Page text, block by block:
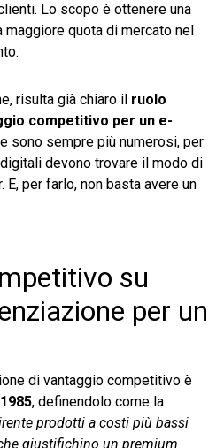
Lo scopo è ottenere una
quota di mercato nel
risulta già chiaro il ruolo
competitivo per un e-
sono sempre più numerosi, per
devono trovare il modo di
per farlo, non basta avere un
su
per un
di vantaggio competitivo è
, definendolo come la
prodotti a costi più bassi
giustifichino un premium